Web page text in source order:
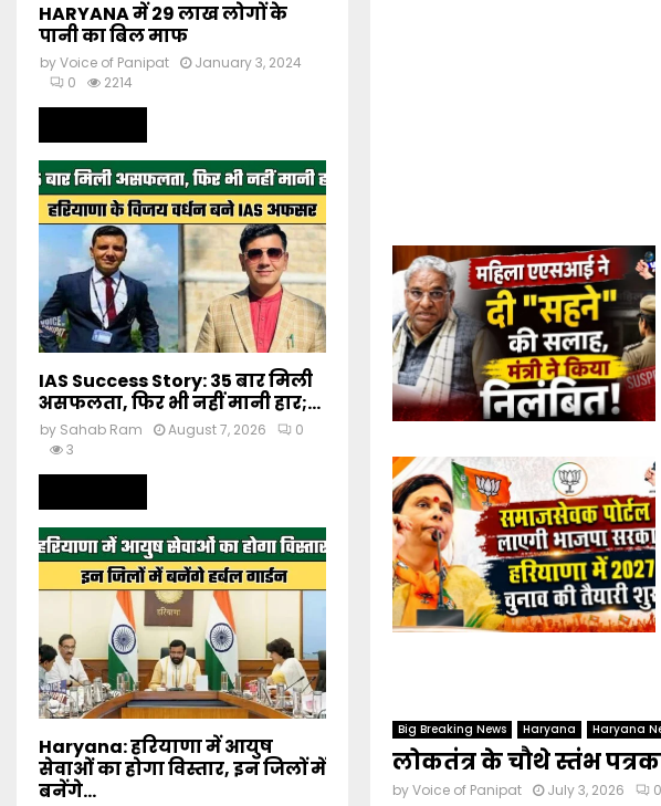
Big Breaking News Haryana Haryana
लोकतंत्र के चौथे स्तंभ
byVoice of Panipat July 3, 2026 0
HARYANA में 29 लाख लोगों के
पानी का बिल माफ
byVoice of Panipat
January 3, 2024
0
2214
IAS Success Story: 35 बार मिली
असफलता, फिर भी नहीं मानी हार;...
by Sahab Ram August 7, 2026
0
3
Haryana: हरियाणा में आयुष
सेवाओं का होगा विस्तार, इन जिलों में
बनेंगे...